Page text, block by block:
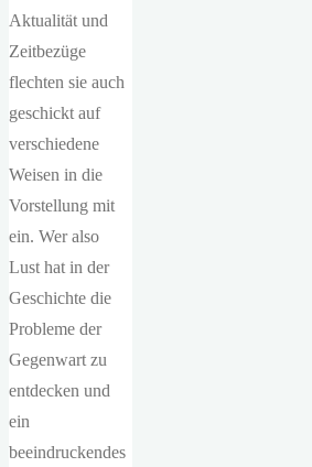
Aktualität und
Zeitbezüge
flechten sie auch
geschickt auf
verschiedene
Weisen in die
Vorstellung mit
ein. Wer also
Lust hat in der
Geschichte die
Probleme der
Gegenwart zu
entdecken und
ein
beeindruckendes